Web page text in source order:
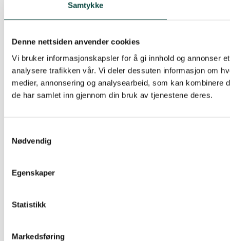
Samtykke
Denne nettsiden anvender cookies
Vi bruker informasjonskapsler for å gi innhold og annonser
analysere trafikken vår. Vi deler dessuten informasjon om
medier, annonsering og analysearbeid, som kan
de har samlet inn gjennom din bruk av tjenestene deres.
Nødvendig
Egenskaper
Statistikk
Markedsføring